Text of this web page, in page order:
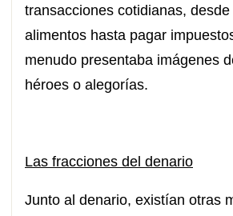
transacciones cotidianas,
alimentos hasta pagar
menudo presentaba imágenes
héroes o alegorías.
Las fracciones del denario
Junto al denario, existían otras